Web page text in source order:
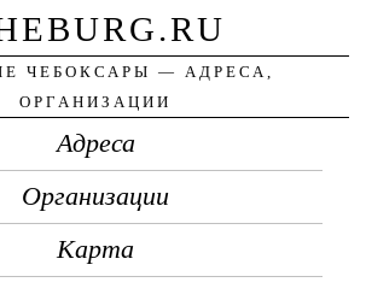
ЧЕБОКСАРЫ — АДРЕСА,
ОРГАНИЗАЦИИ
Адреса
Организации
Карта